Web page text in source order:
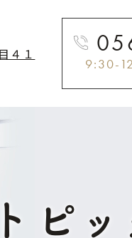
４１
9:30-
トピ